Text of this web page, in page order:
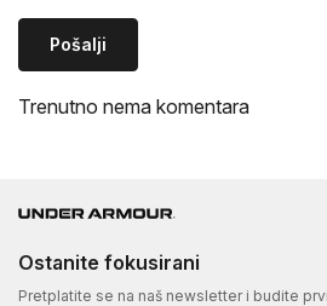
Pošalji
Trenutno nema komentara
Ostanite fokusirani
Pretplatite se na naš newsletter i budite